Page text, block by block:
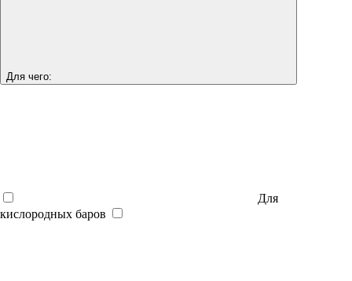
Для чего:
Для
кислородных баров